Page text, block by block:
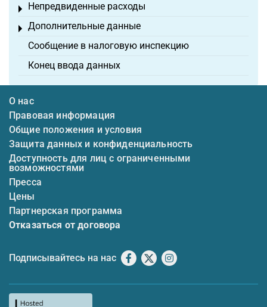
Непредвиденные расходы
Toggle menu
Дополнительные данные
Toggle menu
Сообщение в налоговую инспекцию
Конец ввода данных
О нас
Правовая информация
Общие положения и условия
Защита данных и конфиденциальность
Доступность для лиц с ограниченными
возможностями
Пресса
Цены
Партнерская программа
Отказаться от договора
Подписывайтесь на нас Facebook
X Instagram